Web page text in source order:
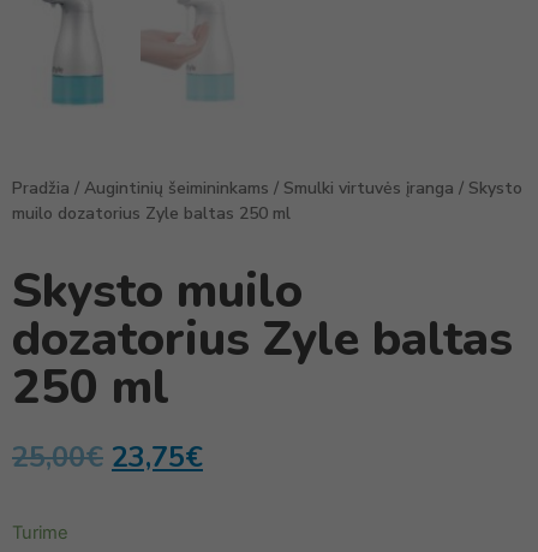
Pradžia / Augintinių šeimininkams / Smulki virtuvės įranga / Skysto
muilo dozatorius Zyle baltas 250 ml
Skysto muilo
dozatorius Zyle baltas
250 ml
25,00€ 23,75€
Turime